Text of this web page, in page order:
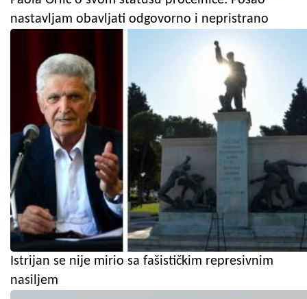
nastavljam obavljati odgovorno i nepristrano
Istrijan se nije mirio sa fašističkim represivnim
nasiljem